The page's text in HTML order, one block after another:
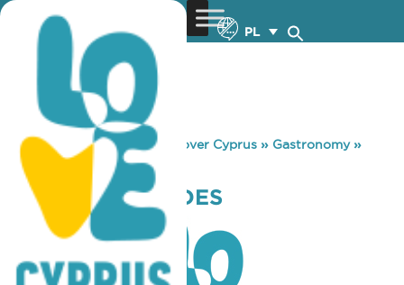
PL
You are here: Home »Discover Cyprus » Gastronomy»
EFTA AI GIORGIDES
EFTA AI GIORGIDES